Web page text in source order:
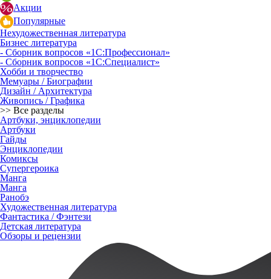
Акции
Популярные
Нехудожественная литература
Бизнес литература
- Сборник вопросов «1С:Профессионал»
- Сборник вопросов «1С:Специалист»
Хобби и творчество
Мемуары / Биографии
Дизайн / Архитектура
Живопись / Графика
>> Все разделы
Артбуки, энциклопедии
Артбуки
Гайды
Энциклопедии
Комиксы
Супергероика
Манга
Манга
Ранобэ
Художественная литература
Фантастика / Фэнтези
Детская литература
Обзоры и рецензии